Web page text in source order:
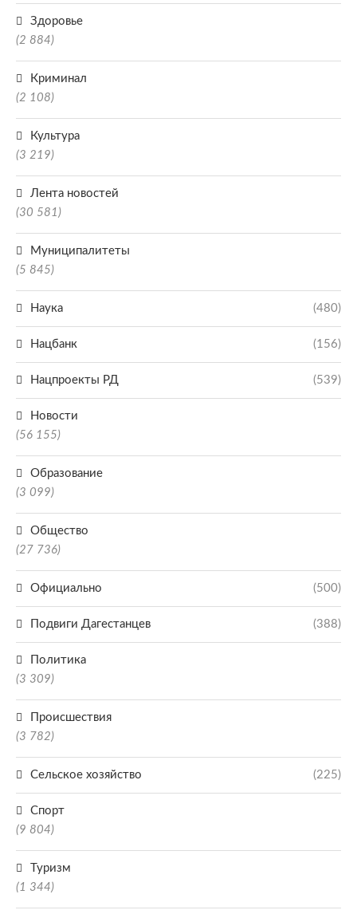
Здоровье
(2 884)
Криминал
(2 108)
Культура
(3 219)
Лента новостей
(30 581)
Муниципалитеты
(5 845)
Наука (480)
Нацбанк (156)
Нацпроекты РД (539)
Новости
(56 155)
Образование
(3 099)
Общество
(27 736)
Официально (500)
Подвиги Дагестанцев (388)
Политика
(3 309)
Происшествия
(3 782)
Сельское хозяйство (225)
Спорт
(9 804)
Туризм
(1 344)